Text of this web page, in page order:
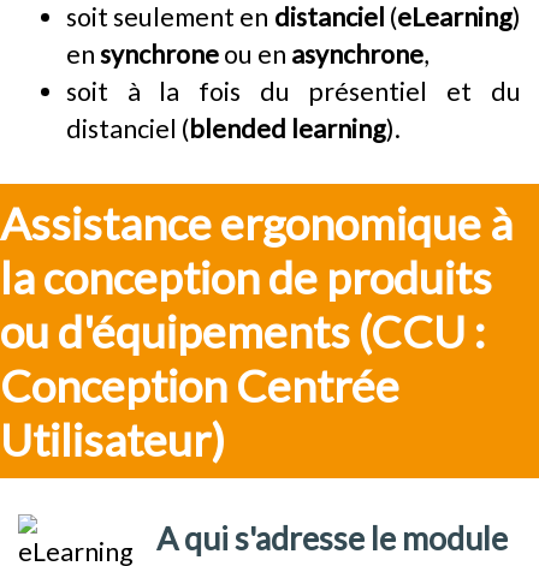
soit seulement en distanciel (eLearning)
ensynchroneou en asynchrone,
soit à la fois du présentiel et du
distanciel (blended learning).
Assistance ergonomique à
la conception de produits
ou d'équipements (CCU :
Conception Centrée
Utilisateur)
A qui s'adresse le module